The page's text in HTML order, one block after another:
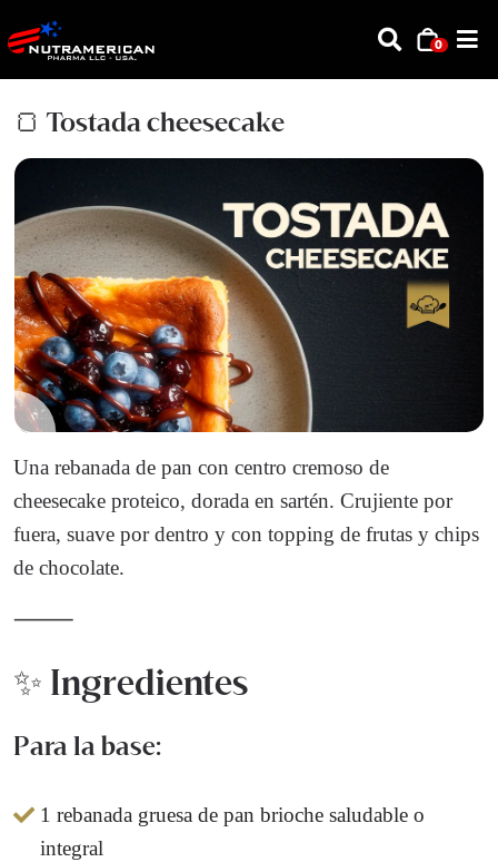
0
🍞 Tostada cheesecake
Una rebanada de pan con centro cremoso de
cheesecake proteico, dorada en sartén. Crujiente por
fuera, suave por dentro y con topping de frutas y chips
de chocolate.
⸻
✨ Ingredientes
Para la base:
1 rebanada gruesa de pan brioche saludable o
integral